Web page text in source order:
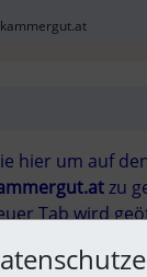
hier um auf
zu
Tab wird